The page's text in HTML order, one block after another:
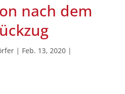
nach dem
| Feb. 13, 2020|